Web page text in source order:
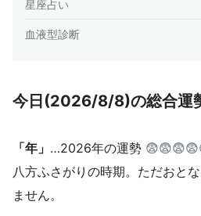
星座占い
血液型診断
今日(2026/8/8)の総合運
「年」 …2026年の運勢
八方ふさがりの時期。ただおと
ません。